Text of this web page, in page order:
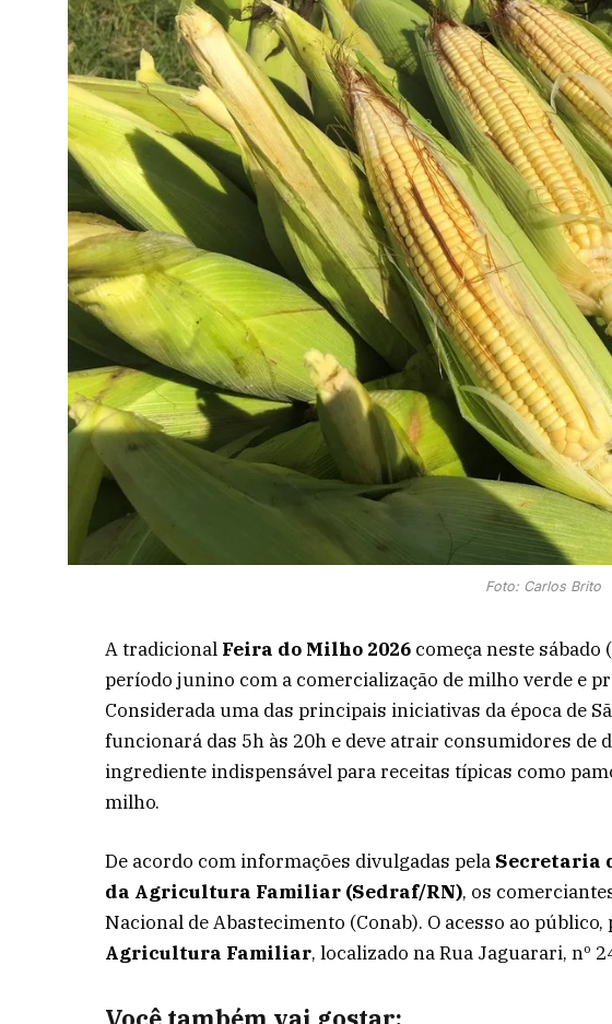
Foto: Carlos Brito
A tradicional Feira do Milho 2026 começa neste
período junino com a comercialização de milho verde e
Considerada uma das principais iniciativas da época de
funcionará das 5h às 20h e deve atrair consumidores de
ingrediente indispensável para receitas típicas como
milho.
De acordo com informações divulgadas pela Secretaria
da Agricultura Familiar (Sedraf/RN), os
Nacional de Abastecimento (Conab). O acesso ao
Agricultura Familiar, localizado na Rua Jaguarari, nº